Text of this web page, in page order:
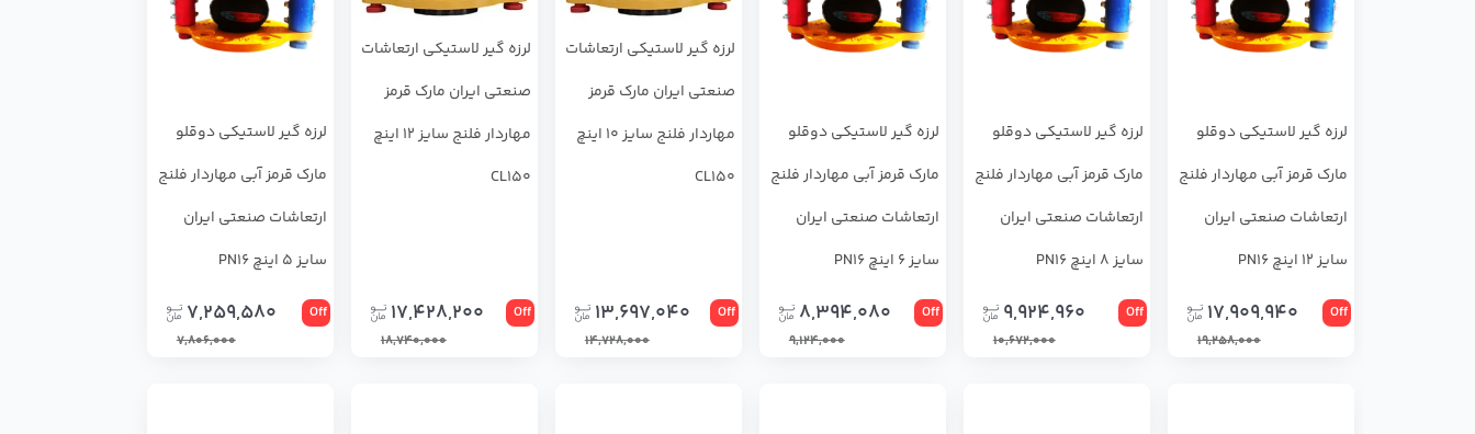
لرزه ‌گیر لاستیکی دوقلو
مارک قرمز آبی مهاردار فلنج
ارتعاشات صنعتی ایران
سایز 12 اینچ PN16
Off
17,909,940
19,258,000
لرزه ‌گیر لاستیکی دوقلو
مارک قرمز آبی مهاردار فلنج
ارتعاشات صنعتی ایران
سایز 8 اینچ PN16
Off
9,924,960
10,672,000
لرزه ‌گیر لاستیکی دوقلو
مارک قرمز آبی مهاردار فلنج
ارتعاشات صنعتی ایران
سایز 6 اینچ PN16
Off
8,394,080
9,124,000
لرزه ‌گیر لاستیکی ارتعاشات
صنعتی ایران مارک قرمز
مهاردار فلنج سایز 10 اینچ
CL150
Off
13,697,040
14,728,000
لرزه ‌گیر لاستیکی ارتعاشات
صنعتی ایران مارک قرمز
مهاردار فلنج سایز 12 اینچ
CL150
Off
17,428,200
18,740,000
لرزه ‌گیر لاستیکی دوقلو
مارک قرمز آبی مهاردار فلنج
ارتعاشات صنعتی ایران
سایز 5 اینچ PN16
Off
7,259,580
7,806,000